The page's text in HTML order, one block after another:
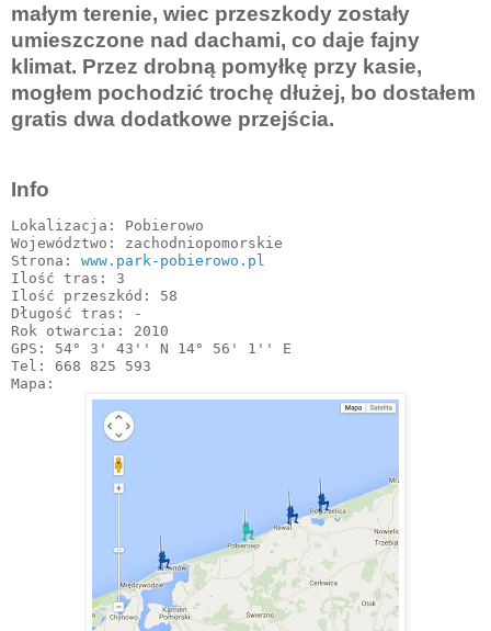
małym terenie, wiec przeszkody zostały
umieszczone nad dachami, co daje fajny
klimat. Przez drobną pomyłkę przy kasie,
mogłem pochodzić trochę dłużej, bo dostałem
gratis dwa dodatkowe przejścia.
Info
Lokalizacja: Pobierowo
Województwo: zachodniopomorskie
Strona: www.park-pobierowo.pl
Ilość tras: 3
Ilość przeszkód: 58
Długość tras: -
Rok otwarcia: 2010
GPS: 54° 3' 43'' N 14° 56' 1'' E
Tel: 668 825 593